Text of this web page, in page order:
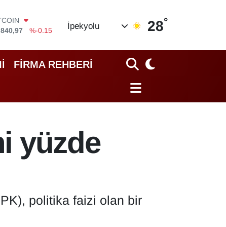
%0.18
%0.32
%0.38
%-0.15
İpekyolu 28°
FİRMA REHBERİ
yüzde
politika faizi olan bir